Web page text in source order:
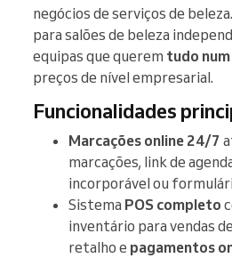
negócios de serviços de
para salões de beleza
equipas que querem tudo
preços de nível empresarial.
Funcionalidades
Marcações online 24/7
marcações, link de
incorporável ou
Sistema POS completo
inventário para vendas
retalho e pagamentos